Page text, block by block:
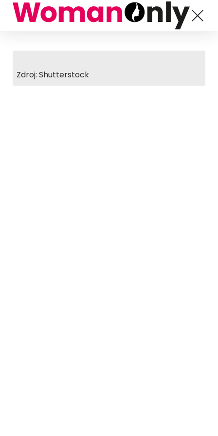
Zdroj: Shutterstock